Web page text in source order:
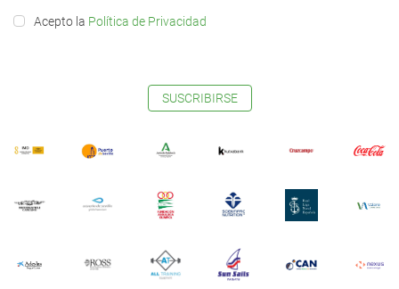
Acepto la Política de Privacidad
SUSCRIBIRSE